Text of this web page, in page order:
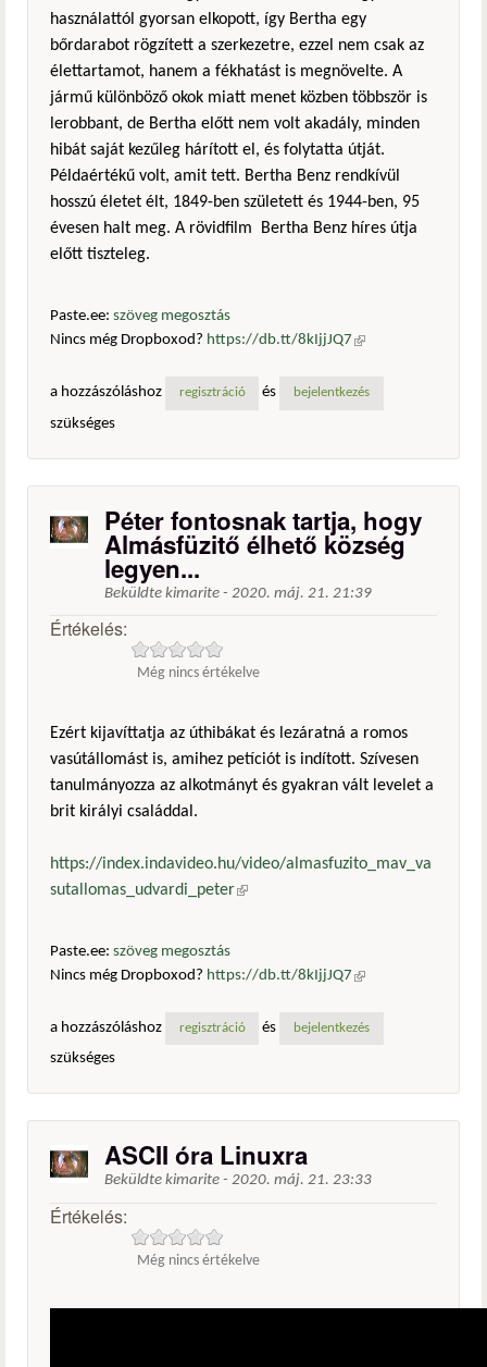
használattól gyorsan elkopott, így Bertha egy
bőrdarabot rögzített a szerkezetre, ezzel nem csak az
élettartamot, hanem a fékhatást is megnövelte. A
jármű különböző okok miatt menet közben többször is
lerobbant, de Bertha előtt nem volt akadály, minden
hibát saját kezűleg hárított el, és folytatta útját.
Példaértékű volt, amit tett. Bertha Benz rendkívül
hosszú életet élt, 1849-ben született és 1944-ben, 95
évesen halt meg. A rövidfilm Bertha Benz híres útja
előtt tiszteleg.
Paste.ee: szöveg megosztás
Nincs még Dropboxod? https://db.tt/8kIjjJQ7 (külső
a hozzászóláshoz
regisztráció és bejelentkezés
szükséges
Péter fontosnak tartja, hogy
Almásfüzitő élhető község
legyen...
Beküldte kimarite - 2020. máj. 21. 21:39
Értékelés:
Még nincs értékelve
Ezért kijavíttatja az úthibákat és lezáratná a romos
vasútállomást is, amihez petíciót is indított. Szívesen
tanulmányozza az alkotmányt és gyakran vált levelet a
brit királyi családdal.
https://index.indavideo.hu/video/almasfuzito_mav_va
sutallomas_udvardi_peter(külső hivatkozás)
Paste.ee: szöveg megosztás
Nincs még Dropboxod? https://db.tt/8kIjjJQ7 (külső
a hozzászóláshoz
regisztráció és bejelentkezés
szükséges
ASCII óra Linuxra
Beküldte kimarite - 2020. máj. 21. 23:33
Értékelés:
Még nincs értékelve